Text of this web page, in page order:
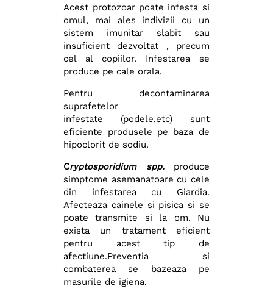
Acest protozoar poate infesta si
omul, mai ales indivizii cu un
sistem imunitar slabit sau
insuficient dezvoltat , precum
cel al copiilor. Infestarea se
produce pe cale orala.
Pentru decontaminarea
suprafetelor
infestate (podele,etc) sunt
eficiente produsele pe baza de
hipoclorit de sodiu.
Cryptosporidium spp.produce
simptome asemanatoare cu cele
din infestarea cu Giardia.
Afecteaza cainele si pisica si se
poate transmite si la om. Nu
exista un tratament eficient
pentru acest tip de
afectiune.Preventia si
combaterea se bazeaza pe
masurile de igiena.